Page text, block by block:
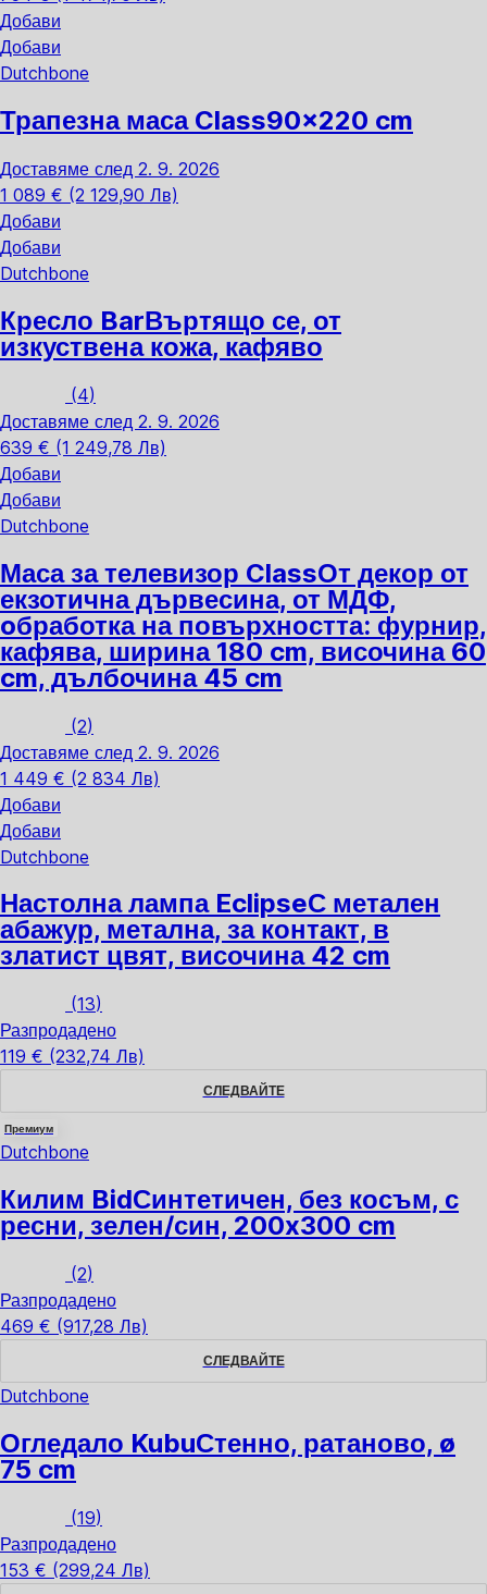
Добави
Добави
Dutchbone
Трапезна маса Class90x220 cm
Доставяме след 2. 9. 2026
1 089 € (2 129,90 Лв)
Добави
Добави
Dutchbone
Кресло BarВъртящо се, от
изкуствена кожа, кафяво
(4)
Доставяме след 2. 9. 2026
639 € (1 249,78 Лв)
Добави
Добави
Dutchbone
Маса за телевизор ClassОт декор от
екзотична дървесина, от МДФ,
oбработка на повърхността: фурнир,
кафява, ширина 180 cm, височина 60
cm, дълбочина 45 cm
(2)
Доставяме след 2. 9. 2026
1 449 € (2 834 Лв)
Добави
Добави
Dutchbone
Настолна лампа EclipseС метален
абажур, метална, за контакт, в
златист цвят, височина 42 cm
(13)
Разпродадено
119 € (232,74 Лв)
СЛЕДВАЙТЕ
Премиум
Dutchbone
Килим BidСинтетичен, без косъм, с
ресни, зелен/син, 200x300 cm
(2)
Разпродадено
469 € (917,28 Лв)
СЛЕДВАЙТЕ
Dutchbone
Огледало KubuСтенно, ратаново, ø
75 cm
(19)
Разпродадено
153 € (299,24 Лв)